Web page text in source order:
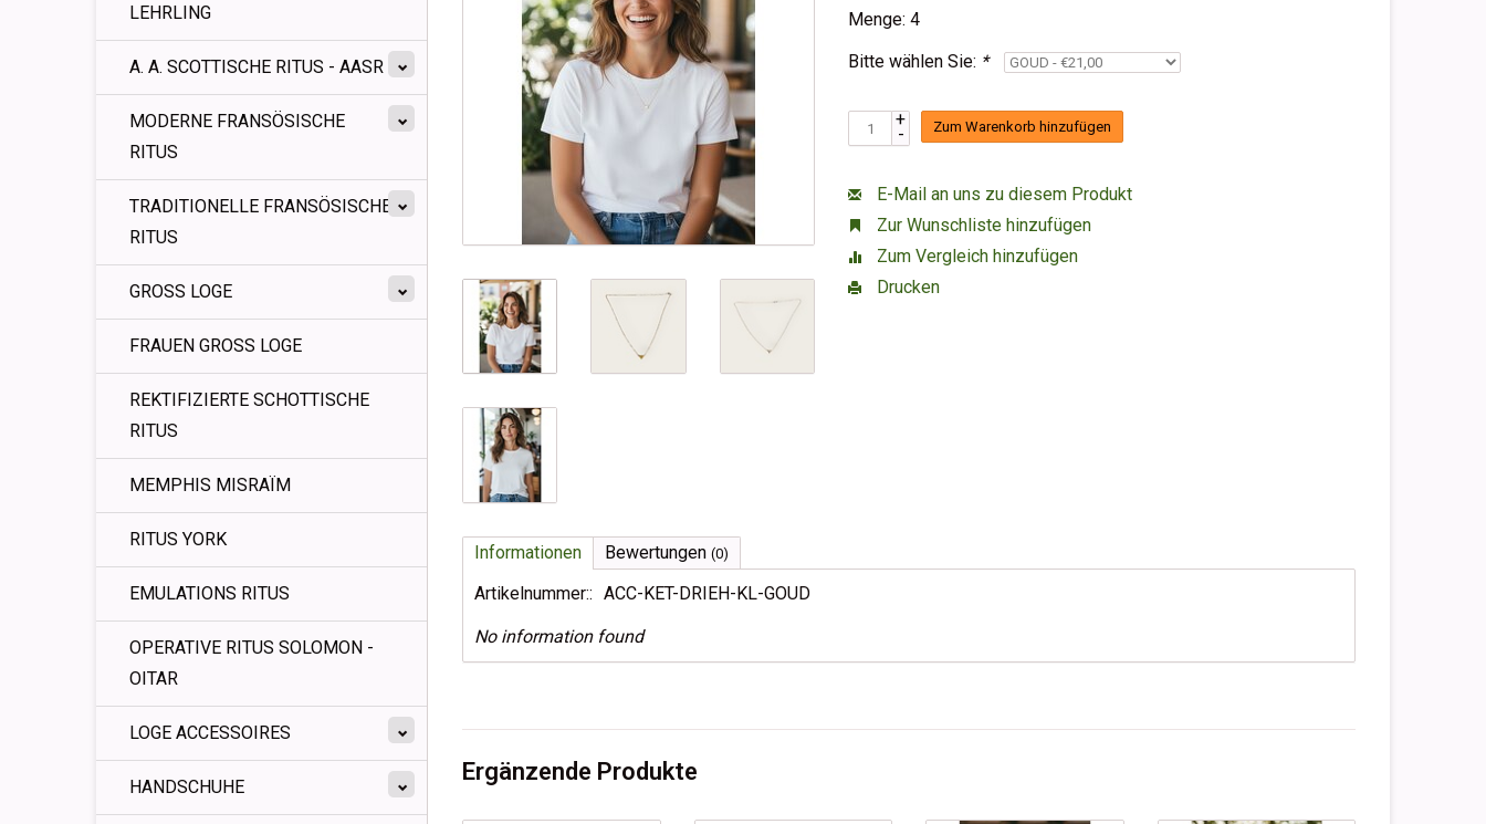
LEHRLING
A. A. SCOTTISCHE RITUS - AASR
MODERNE FRANSÖSISCHE
RITUS
TRADITIONELLE FRANSÖSISCHE
RITUS
GROSS LOGE
FRAUEN GROSS LOGE
REKTIFIZIERTE SCHOTTISCHE
RITUS
MEMPHIS MISRAÏM
RITUS YORK
EMULATIONS RITUS
OPERATIVE RITUS SOLOMON -
OITAR
LOGE ACCESSOIRES
HANDSCHUHE
Menge: 4
Bitte wählen Sie: *
+
- Zum Warenkorb hinzufügen
E-Mail an uns zu diesem Produkt
Zur Wunschliste hinzufügen
Zum Vergleich hinzufügen
Drucken
Informationen Bewertungen (0)
Artikelnummer:: ACC-KET-DRIEH-KL-GOUD
No information found
Ergänzende Produkte